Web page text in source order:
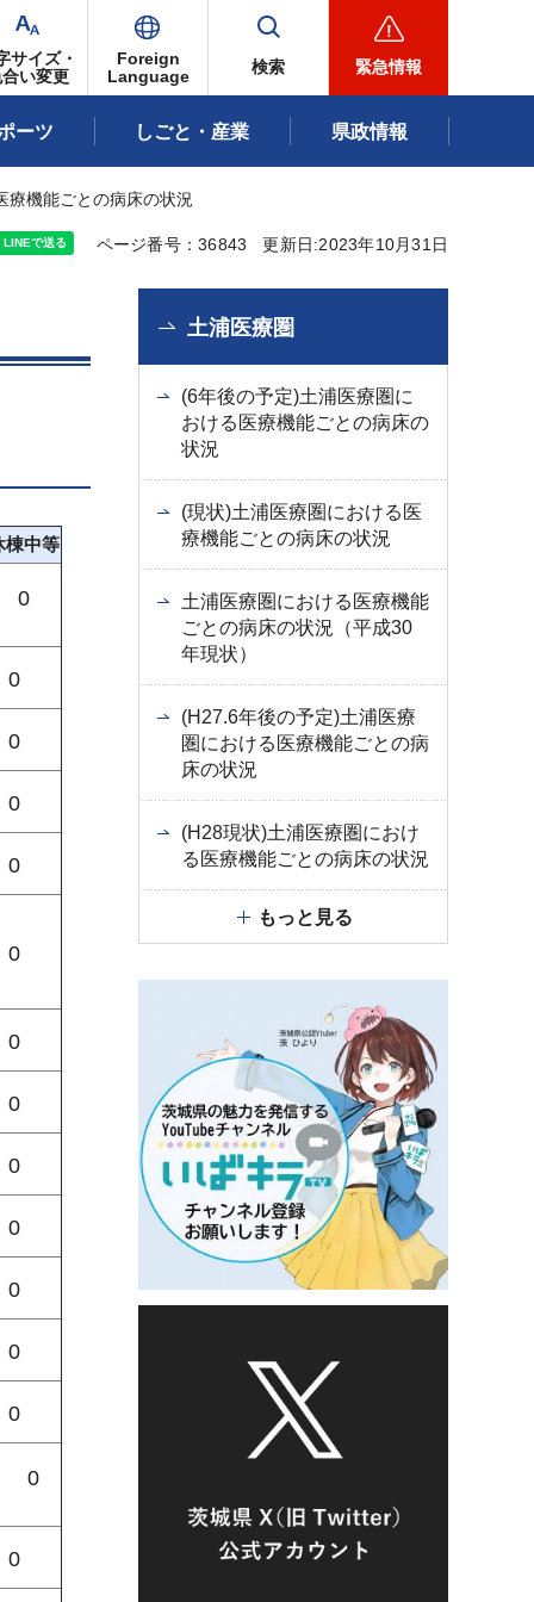
サイズ・
い変更
Foreign
Language
検索 緊急情報
ーツ しごと・産業 県政情報
療機能ごとの病床の状況
ページ番号：36843 更新日:2023年10月31日
棟中等
0
0
0
0
0
0
0
0
0
0
0
0
0
0
0
土浦医療圏
(6年後の予定)土浦医療圏に
おける医療機能ごとの病床の
状況
(現状)土浦医療圏における医
療機能ごとの病床の状況
土浦医療圏における医療機能
ごとの病床の状況（平成30
年現状）
(H27.6年後の予定)土浦医療
圏における医療機能ごとの病
床の状況
(H28現状)土浦医療圏におけ
る医療機能ごとの病床の状況
もっと見る